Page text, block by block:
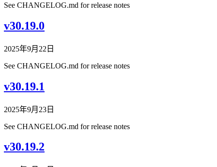
See CHANGELOG.md for release notes
v30.19.0
2025年9月22日
See CHANGELOG.md for release notes
v30.19.1
2025年9月23日
See CHANGELOG.md for release notes
v30.19.2